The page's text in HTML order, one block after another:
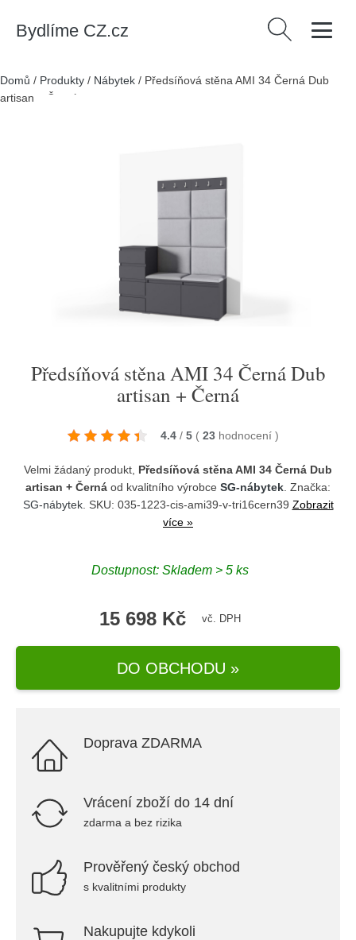
Bydlíme CZ.cz Vyhledávání
Domů / Produkty / Nábytek / Předsíňová stěna AMI 34 Černá Dub
artisan + Černá
Předsíňová stěna AMI 34 Černá Dub
artisan + Černá
4.4 / 5 ( 23 hodnocení )
Velmi žádaný produkt, Předsíňová stěna AMI 34 Černá Dub
artisan + Černá od kvalitního výrobce SG-nábytek . Značka:
SG-nábytek. SKU: 035-1223-cis-ami39-v-tri16cern39 Zobrazit
více »
Dostupnost: Skladem > 5 ks
15 698 Kč vč. DPH
DO OBCHODU »
Doprava ZDARMA
Vrácení zboží do 14 dní
zdarma a bez rizika
Prověřený český obchod
s kvalitními produkty
Nakupujte kdykoli